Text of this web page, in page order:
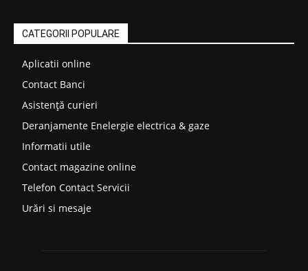
CATEGORII POPULARE
Aplicatii online
Contact Banci
Asistență curieri
Deranjamente Enelergie electrica & gaze
Informatii utile
Contact magazine online
Telefon Contact Servicii
Urări si mesaje